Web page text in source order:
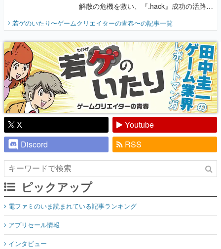
解散の危機を救い、『.hack』成功の活路を
開く。業界の快男児・松山 洋に流れる血は
『少年ジャンプ』色だった【若ゲのいた
り】
若ゲのいたり〜ゲームクリエイターの青春〜の記事一覧
X
Youtube
Discord
RSS
ピックアップ
電ファミのいま読まれている記事ランキング
アプリセール情報
インタビュー